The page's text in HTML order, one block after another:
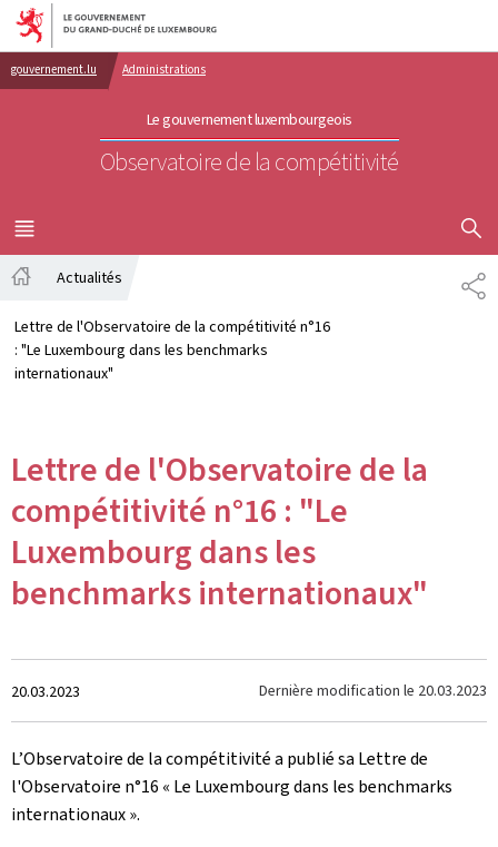
Aller au menu principal
Aller au contenu
gouvernement.lu Administrations
Le gouvernement luxembourgeois
Observatoire de la compétitivité
MENU
PRINCIPAL
Actualités
Lettre de l'Observatoire de la compétitivité n°16
: "Le Luxembourg dans les benchmarks
internationaux"
Lettre de l'Observatoire de la
compétitivité n°16 : "Le
Luxembourg dans les
benchmarks internationaux"
Crée
le
20.03.2023 Dernière modification le 20.03.2023
L’Observatoire de la compétitivité a publié sa Lettre de
l'Observatoire n°16 « Le Luxembourg dans les benchmarks
internationaux ».